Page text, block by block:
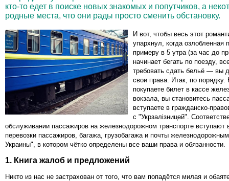
кто-то едет в поиске новых знакомых и попутчиков, а
родные места, что они рады просто сменить обстановку.
И вот, чтобы весь этот
упархнул, когда озлобленная
примеру в 5 утра (за час до
начинает бегать по поезду,
требовать сдать бельё — вы
свои права. Итак, по порядку.
покупаете билет в кассе
вокзала, вы становитесь
вступаете в гражданско-
с "Укрзалізницей".
обслуживании пассажиров на железнодорожном транспорте вступают
перевозки пассажиров, багажа, грузобагажа и почты
Украины", в котором чётко определены все ваши права и обязанности.
1. Книга жалоб и предложений
Никто из нас не застрахован от того, что вам попадётся милая и